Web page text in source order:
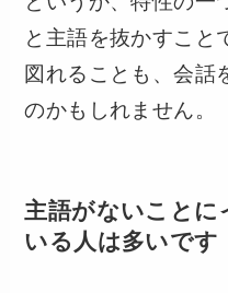
と主語を抜かすこと
図れることも、会話
のかもしれません。
主語がないことに
いる人は多いです